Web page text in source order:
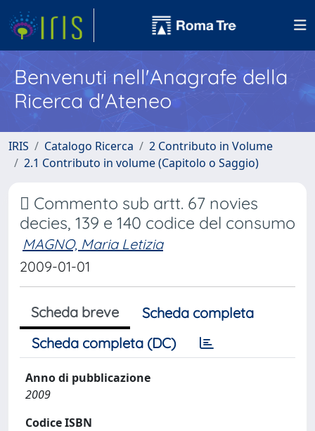
Benvenuti nell'Anagrafe della
Ricerca d'Ateneo
IRIS Catalogo Ricerca
2 Contributo in Volume
2.1 Contributo in volume (Capitolo o Saggio)
 Commento sub artt. 67 novies
decies, 139 e 140 codice del consumo
MAGNO, Maria Letizia
2009-01-01
Scheda breve
Scheda completa
Scheda completa (DC)
Anno di pubblicazione
2009
Codice ISBN